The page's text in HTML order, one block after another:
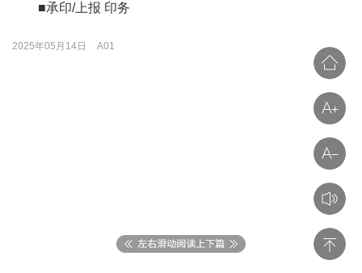
■承印/上报 印务
2025年05月14日 A01